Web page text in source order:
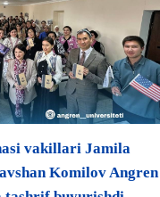
vakillari Jamila
Komilov Angren